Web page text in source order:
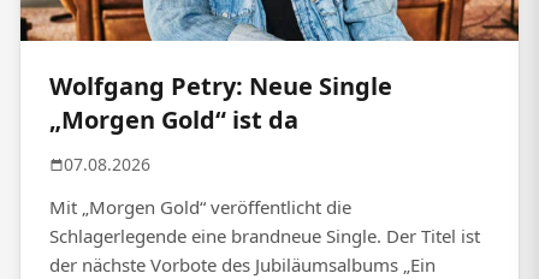
Wolfgang Petry: Neue Single
„Morgen Gold“ ist da
07.08.2026
Mit „Morgen Gold“ veröffentlicht die
Schlagerlegende eine brandneue Single. Der Titel ist
der nächste Vorbote des Jubiläumsalbums „Ein